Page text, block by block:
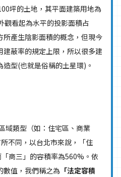
坪的土地，其平面建築用地為
觀看起為水平的投影面積占
產生陰影面積的概念，但現今
蔽率的規定上限，所以很多建
型(也就是俗稱的土星環)。
域類型（如：住宅區、商業
不同，以台北市來說，「住
商三」的容積率為560%。依
數值，我們稱之為 「法定容積